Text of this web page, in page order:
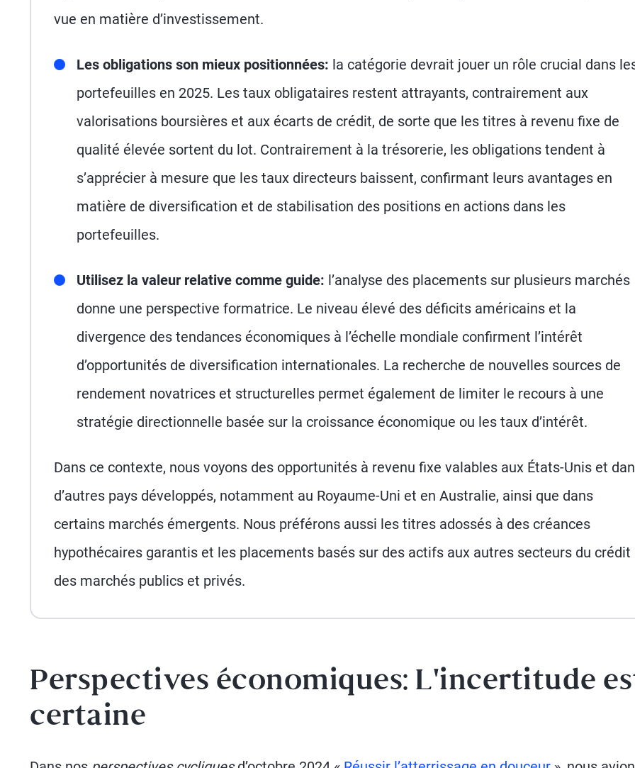
vue en matière d’investissement.
Les obligations son mieux positionnées: la catégorie devrait jouer un rôle crucial dans
portefeuilles en 2025. Les taux obligataires restent attrayants, contrairement aux
valorisations boursières et aux écarts de crédit, de sorte que les titres à revenu fixe de
qualité élevée sortent du lot. Contrairement à la trésorerie, les obligations tendent à
s’apprécier à mesure que les taux directeurs baissent, confirmant leurs avantages en
matière de diversification et de stabilisation des positions en actions dans les
portefeuilles.
Utilisez la valeur relative comme guide: l’analyse des placements sur plusieurs marchés
donne une perspective formatrice. Le niveau élevé des déficits américains et la
divergence des tendances économiques à l’échelle mondiale confirment l’intérêt
d’opportunités de diversification internationales. La recherche de nouvelles sources de
rendement novatrices et structurelles permet également de limiter le recours à une
stratégie directionnelle basée sur la croissance économique ou les taux d’intérêt.
Dans ce contexte, nous voyons des opportunités à revenu fixe valables aux États-Unis et
d’autres pays développés, notamment au Royaume-Uni et en Australie, ainsi que dans
certains marchés émergents. Nous préférons aussi les titres adossés à des créances
hypothécaires garantis et les placements basés sur des actifs aux autres secteurs du crédit
des marchés publics et privés.
Perspectives économiques: L'incertitude
certaine